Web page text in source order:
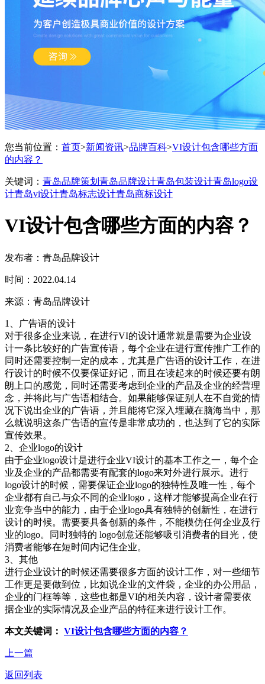
您当前位置： 首页>新闻资讯>品牌百科>VI设计包含哪些方面
的内容？
关键词： 青岛品牌策划 青岛品牌设计青岛包装设计青岛logo设
计青岛vi设计青岛标志设计青岛商标设计
VI设计包含哪些方面的内容？
发布者：青岛品牌设计
时间：2022.04.14
来源：青岛品牌设计
1、广告语的设计
对于很多企业来说，在进行VI的设计通常就是需要为企业设
计一条比较好的广告宣传语，每个企业在进行宣传推广工作的
同时还需要控制一定的成本，尤其是广告语的设计工作，在进
行设计的时候不仅要保证好记，而且在读起来的时候还要有朗
朗上口的感觉，同时还需要考虑到企业的产品及企业的经营理
念，并将此与广告语相结合。如果能够保证别人在不自觉的情
况下说出企业的广告语，并且能将它深入埋藏在脑海当中，那
么就说明这条广告语的宣传是非常成功的，也达到了它的实际
宣传效果。
2、企业logo的设计
由于企业logo设计是进行企业VI设计的基本工作之一，每个企
业及企业的产品都需要有配套的logo来对外进行展示。进行
logo设计的时候，需要保证企业logo的独特性及唯一性，每个
企业都有自己与众不同的企业logo，这样才能够提高企业在行
业竞争当中的能力，由于企业logo具有独特的创新性，在进行
设计的时候。需要要具备创新的条件，不能模仿任何企业及行
业的logo。同时独特的 logo创意还能够吸引消费者的目光，使
消费者能够在短时间内记住企业。
3、其他
进行企业设计的时候还需要很多方面的设计工作，对一些细节
工作更是要做到位，比如说企业的文件袋，企业的办公用品，
企业的门框等等，这些也都是VI的相关内容，设计者需要依
据企业的实际情况及企业产品的特征来进行设计工作。
本文关键词： VI设计包含哪些方面的内容？
上一篇
返回列表